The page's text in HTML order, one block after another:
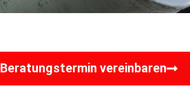
Beratungstermin vereinbaren